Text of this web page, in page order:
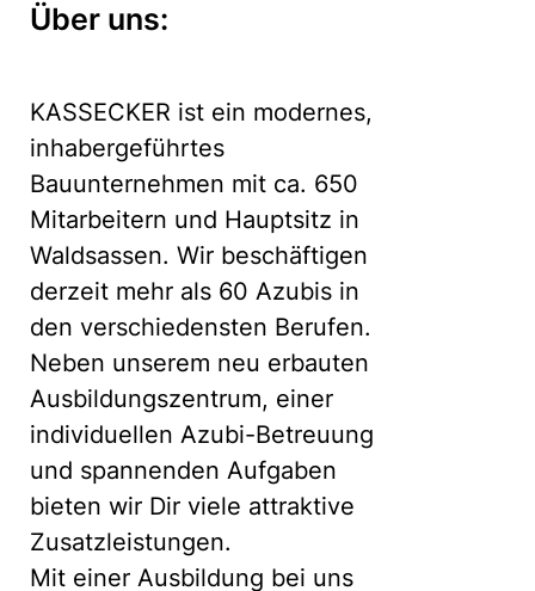
Über uns:
KASSECKER ist ein modernes,
inhabergeführtes
Bauunternehmen mit ca. 650
Mitarbeitern und Hauptsitz in
Waldsassen. Wir beschäftigen
derzeit mehr als 60 Azubis in
den verschiedensten Berufen.
Neben unserem neu erbauten
Ausbildungszentrum, einer
individuellen Azubi-Betreuung
und spannenden Aufgaben
bieten wir Dir viele attraktive
Zusatzleistungen.
Mit einer Ausbildung bei uns